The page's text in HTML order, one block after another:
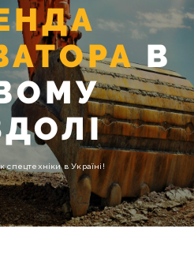
В
спецтехніки в Україні!